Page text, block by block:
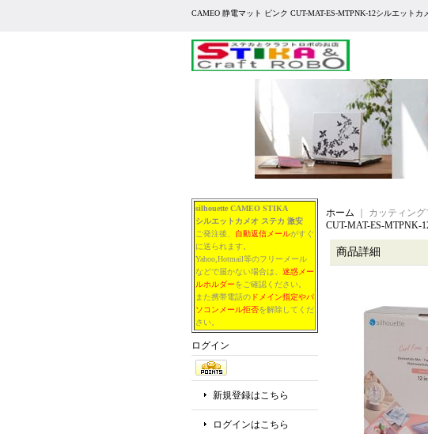
CAMEO 静電マット ピンク CUT-MAT-ES-MTPNK-12シルエットカ
silhouette CAMEO STIKA
シルエットカメオ ステカ 激安
ご発注後、 自動返信メールがすぐ
に送られます。
Yahoo,Hotmail等のフリーメール
などで届かない場合は、 迷惑メー
ルホルダーをご確認ください。
また携帯電話の ドメイン指定やパ
ソコンメール拒否を解除してくだ
さい。
ログイン
新規登録はこちら
ログインはこちら
ホーム ｜ カッティン
CUT-MAT-ES-MTPNK-
商品詳細